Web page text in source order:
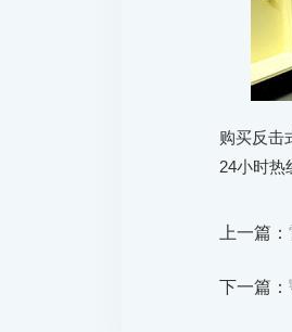
购买反击
24小时热
上一篇：
下一篇：